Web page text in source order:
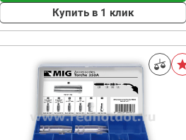
Купить в 1 клик